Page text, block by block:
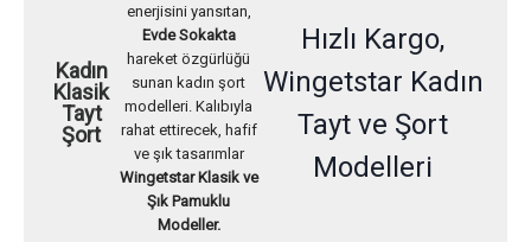
Kadın
Klasik
Tayt
Şort
Hızlı Kargo,
Wingetstar Kadın
Tayt ve Şort
Modelleri
enerjisini yansıtan,
Evde Sokakta
hareket özgürlüğü
sunan kadın şort
modelleri. Kalıbıyla
rahat ettirecek, hafif
ve şık tasarımlar
Wingetstar Klasik ve
Şık Pamuklu
Modeller.